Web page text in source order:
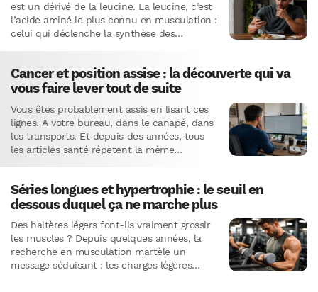
est un dérivé de la leucine. La leucine, c’est
l’acide aminé le plus connu en musculation :
celui qui déclenche la synthèse des
Cancer et position assise : la découverte qui va
vous faire lever tout de suite
Vous êtes probablement assis en lisant ces
lignes. À votre bureau, dans le canapé, dans
les transports. Et depuis des années, tous
les articles santé répètent la même
Séries longues et hypertrophie : le seuil en
dessous duquel ça ne marche plus
Des haltères légers font-ils vraiment grossir
les muscles ? Depuis quelques années, la
recherche en musculation martèle un
message séduisant : les charges légères